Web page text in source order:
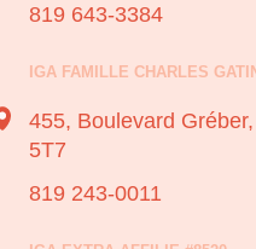
819 643-3384
IGA FAMILLE CHARLES
455, Boulevard Gréber,
5T7
819 243-0011